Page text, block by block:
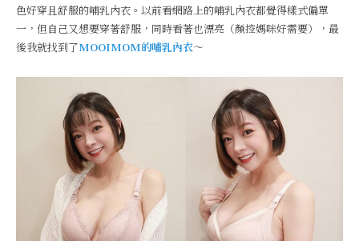
色好穿且舒服的哺乳內衣。以前看網路上的哺乳內衣都覺得樣式偏單
一，但自己又想要穿著舒服，同時看著也漂亮（顏控媽咪好需要），最
後我就找到了MOOIMOM的哺乳內衣～